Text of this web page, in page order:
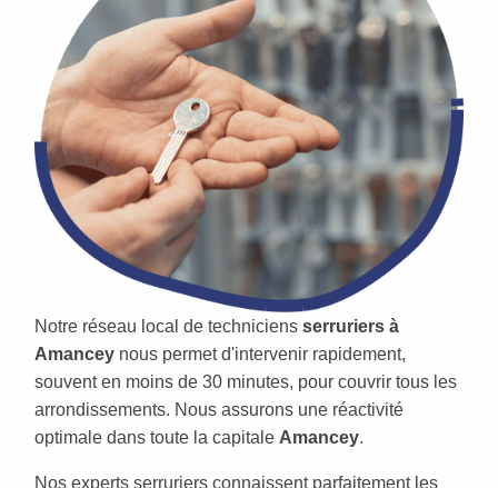
Notre réseau local de techniciens serruriers à
Amancey nous permet d'intervenir rapidement,
souvent en moins de 30 minutes, pour couvrir tous les
arrondissements. Nous assurons une réactivité
optimale dans toute la capitale Amancey.
Nos experts serruriers connaissent parfaitement les